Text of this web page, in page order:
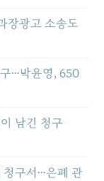
장광고 소송도
…박윤영, 650
남긴 청구
청구서…은폐 관